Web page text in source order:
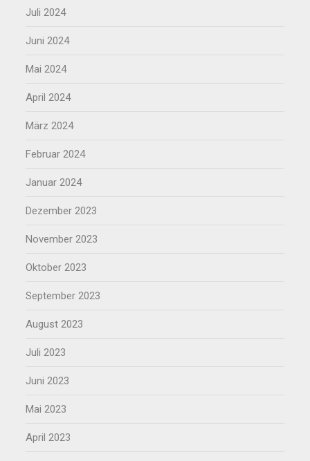
Juli 2024
Juni 2024
Mai 2024
April 2024
März 2024
Februar 2024
Januar 2024
Dezember 2023
November 2023
Oktober 2023
September 2023
August 2023
Juli 2023
Juni 2023
Mai 2023
April 2023